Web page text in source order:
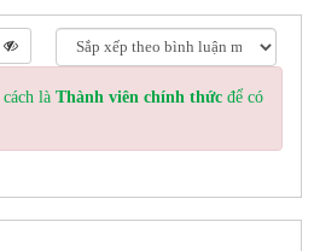
là Thành viên chính thức để có